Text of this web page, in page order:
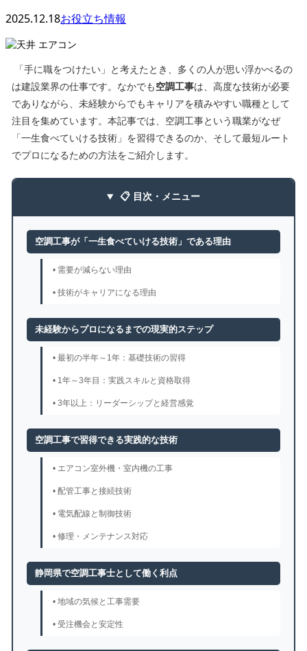
2025.12.18お役立ち情報
「手に職をつけたい」と考えたとき、多くの人が思い浮かべるの
は建設業界の仕事です。なかでも空調工事は、高度な技術が必要
でありながら、未経験からでもキャリアを積みやすい職種として
注目を集めています。本記事では、空調工事という職業がなぜ
「一生食べていける技術」を習得できるのか、そして最短ルート
でプロになるための方法をご紹介します。
📋 目次・メニュー
空調工事が「一生食べていける技術」である理由
• 需要が減らない理由
• 技術がキャリアになる理由
未経験からプロになるまでの現実的ステップ
• 最初の半年～1年：基礎技術の習得
• 1年～3年目：実践スキルと資格取得
• 3年以上：リーダーシップと経営感覚
空調工事で習得できる実践的な技術
• エアコン室外機・室内機の工事
• 配管工事と接続技術
• 電気配線と制御技術
• 修理・メンテナンス対応
静岡県で空調工事士として働く利点
• 地域の気候と工事需要
• 受注機会と安定性